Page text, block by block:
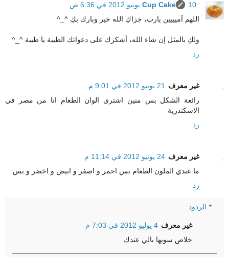
Cup Cake
10 يونيو 2012 في 6:36 ص
اللهم آميييين يارب، جزاكِ الله خير وبارك بكِ ^_^
ولكِ بالمثل إن شاء الله، أشكرك على دعواتك الطيبة يا طيبة ^_^
رد
غير معرف 21 يونيو 2012 في 9:01 م
رائعة الشكل بس منين اشتري الوان الطعام انا من مصر في
الاسكندرية
رد
غير معرف 24 يونيو 2012 في 11:14 م
ما عندي الملون الطعام بس احمر و اصفر و ابيض و اخضر و بس
رد
الردود
غير معرف 4 يوليو 2012 في 7:03 م
خلاص سويها بالي عندك